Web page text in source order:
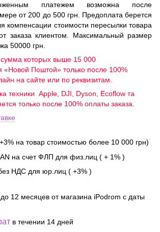
платежем возможна после
от 200 до 500 грн. Предоплата берется
компенсации стоимости пересылки товара
заказа клиентом. Максимальный размер
50000 грн.
которых выше 15 000
«Новой Поштой» только после 100%
на сайте или по реквизитам.
техники Apple, DJI, Dyson, Ecoflow та
только после 100% оплаты заказа.
на товар стоимостью более 10 000 грн)
на счет ФЛП для физ.лиц ( + 1% )
НДС для юр.лиц ( +3% )
12 месяцев от магазина iPodrom с даты
в течении 14 дней